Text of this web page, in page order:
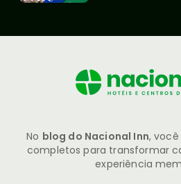
No blog do Nacional Inn,
completos para transformar
experiência